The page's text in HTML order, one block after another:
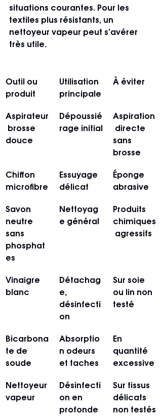
situations courantes. Pour les
textiles plus résistants, un
nettoyeur vapeur peut s’avérer
très utile.
Outil ou
produit
Utilisation
principale
À éviter
Aspirateur
brosse
douce
Dépoussié
rage initial
Aspiration
directe
sans
brosse
Chiffon
microfibre
Essuyage
délicat
Éponge
abrasive
Savon
neutre
sans
phosphat
es
Nettoyag
e général
Produits
chimiques
agressifs
Vinaigre
blanc
Détachag
e,
désinfecti
on
Sur soie
ou lin non
testé
Bicarbona
te de
soude
Absorptio
n odeurs
et taches
En
quantité
excessive
Nettoyeur
vapeur
Désinfecti
on en
profonde
Sur tissus
délicats
non testés